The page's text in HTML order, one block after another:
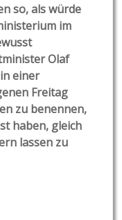
so, als würde
im
Olaf
einer
Freitag
zu benennen,
haben, gleich
lassen zu